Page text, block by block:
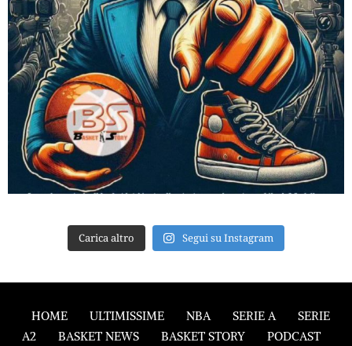
Carica altro Segui su Instagram
HOME ULTIMISSIME NBA SERIE A
SERIE
A2
BASKET NEWS BASKET STORY PODCAST